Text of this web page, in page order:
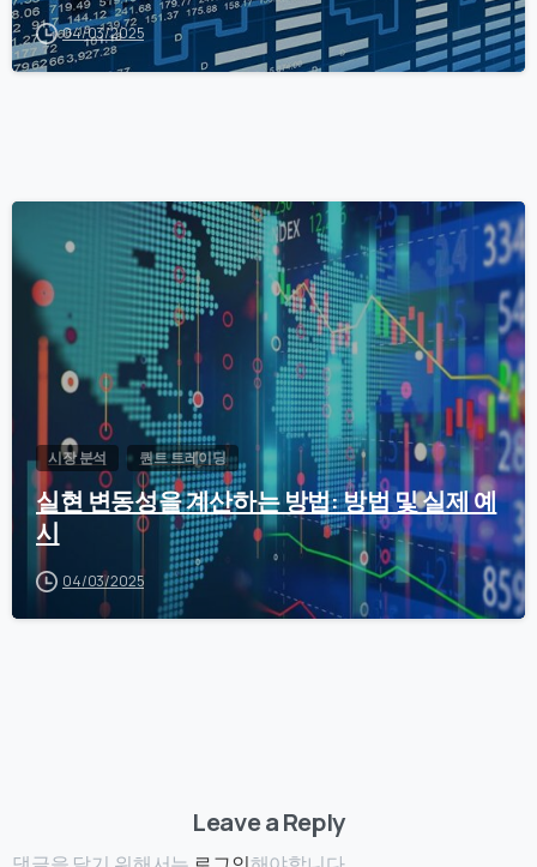
04/03/2025
0
시장 분석 퀀트 트레이딩
실현 변동성을 계산하는 방법: 방법 및 실제 예
시
04/03/2025
Leave a Reply